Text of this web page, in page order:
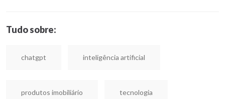
Tudo sobre:
chatgpt inteligência artificial
produtos imobiliário tecnologia